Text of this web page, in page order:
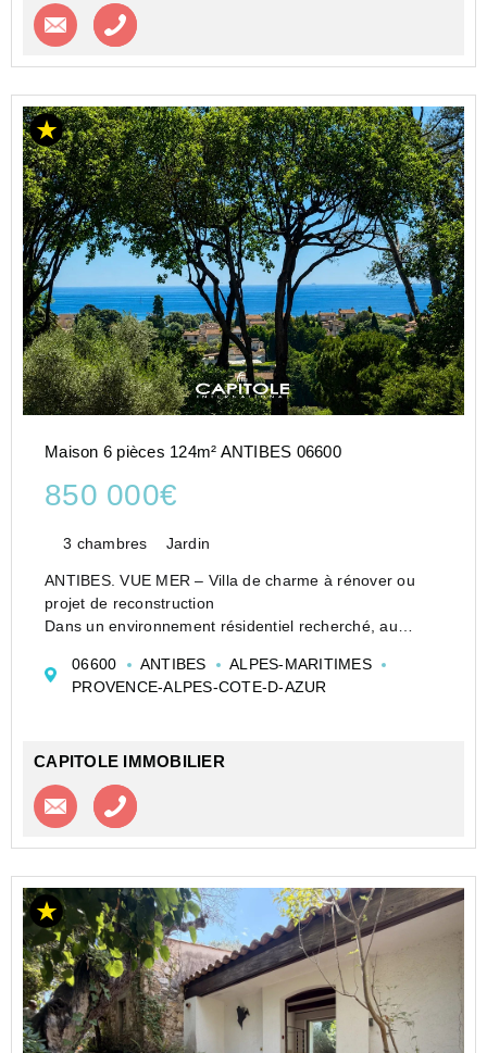
Contacter l'agence
Maison 6 pièces 124m² ANTIBES 06600
850 000€
3 chambres Jardin
ANTIBES. VUE MER – Villa de charme à rénover ou
projet de reconstruction
Dans un environnement résidentiel recherché, au
authentique villa de charme datant de 1945, implantée
sur un magnifique terrain ar...
06600 ANTIBES
ALPES-MARITIMES
PROVENCE-ALPES-COTE-D-AZUR
CAPITOLE IMMOBILIER
Contacter l'agence